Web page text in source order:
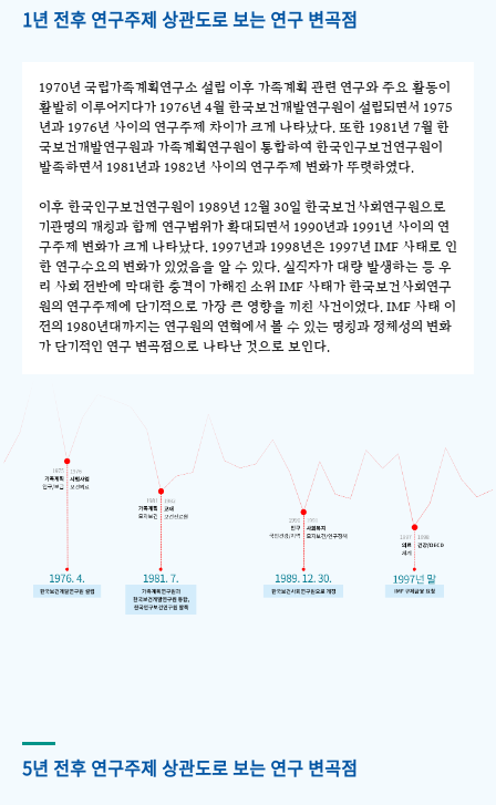
1년 전후 연구주제 상관도로 보는 연구 변곡점
1970년 국립가족계획연구소 설립 이후 가족계획 관련 연구와 주요 활동이
활발히 이루어지다가 1976년 4월 한국보건개발연구원이 설립되면서 1975
년과 1976년 사이의 연구주제 차이가 크게 나타났다. 또한 1981년 7월 한
국보건개발연구원과 가족계획연구원이 통합하여 한국인구보건연구원이
발족하면서 1981년과 1982년 사이의 연구주제 변화가 뚜렷하였다.
이후 한국인구보건연구원이 1989년 12월 30일 한국보건사회연구원으로
기관명의 개칭과 함께 연구범위가 확대되면서 1990년과 1991년 사이의 연
구주제 변화가 크게 나타났다. 1997년과 1998년은 1997년 IMF 사태로 인
한 연구수요의 변화가 있었음을 알 수 있다. 실직자가 대량 발생하는 등 우
리 사회 전반에 막대한 충격이 가해진 소위 IMF 사태가 한국보건사회연구
원의 연구주제에 단기적으로 가장 큰 영향을 끼친 사건이었다. IMF 사태 이
전의 1980년대까지는 연구원의 연혁에서 볼 수 있는 명칭과 정체성의 변화
가 단기적인 연구 변곡점으로 나타난 것으로 보인다.
5년 전후 연구주제 상관도로 보는 연구 변곡점